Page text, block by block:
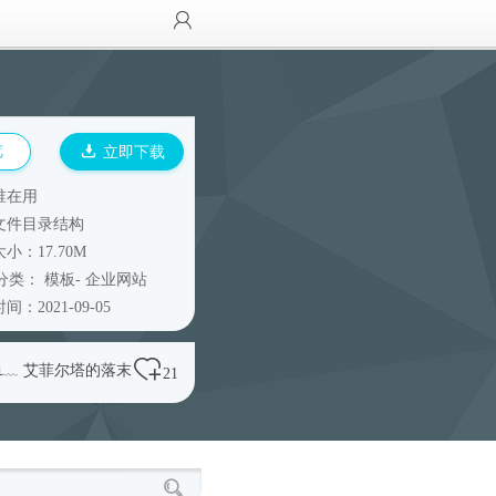
立即下载
在用
件目录结构
小：17.70M
类： 模板- 企业网站
间：2021-09-05
艾菲尔塔的落末 21